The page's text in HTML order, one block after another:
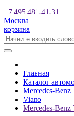
+7 495 481-41-31
Москва
корзина
Главная
Каталог
Mercedes-Benz
Viano
Mercedes-